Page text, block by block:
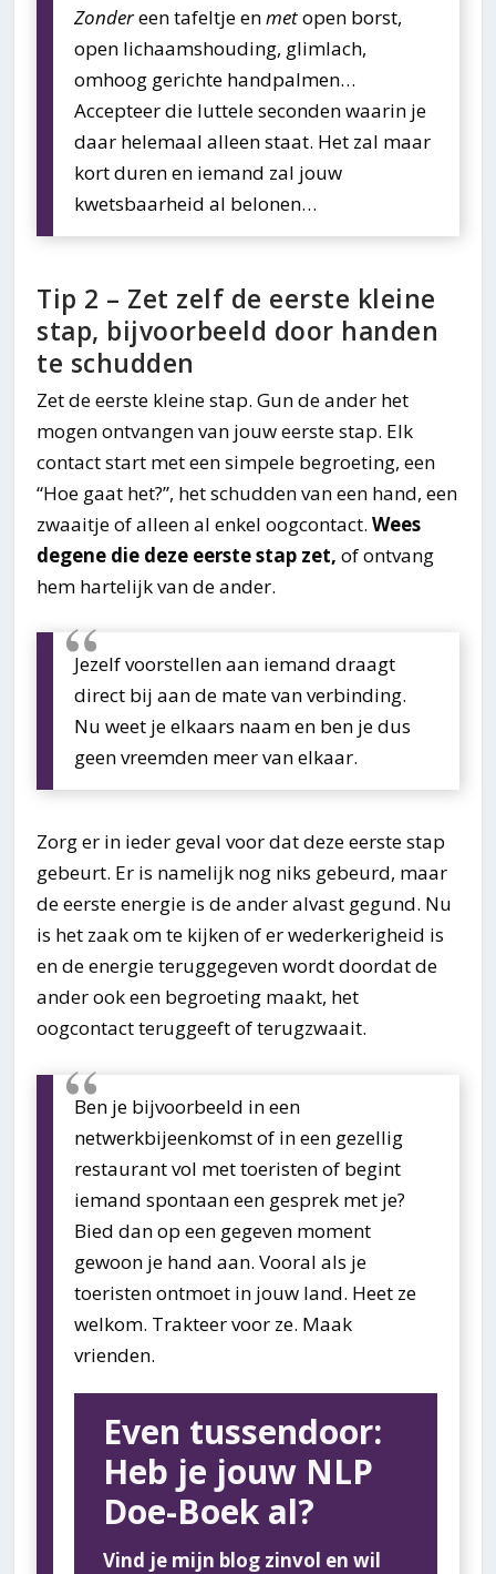
Zondereen tafeltje enmetopen borst,
open lichaamshouding, glimlach,
omhoog gerichte handpalmen…
Accepteer die luttele seconden waarin je
daar helemaal alleen staat. Het zal maar
kort duren en iemand zal jouw
kwetsbaarheid al belonen…
Tip 2 – Zet zelf de eerste kleine
stap, bijvoorbeeld door handen
te schudden
Zet de eerste kleine stap. Gun de ander het
mogen ontvangen van jouw eerste stap. Elk
contact start met een simpele begroeting, een
“Hoe gaat het?”, het schudden van een hand, een
zwaaitje of alleen al enkel oogcontact.Wees
degene die deze eerste stap zet, of ontvang
hem hartelijk van de ander.
Jezelf voorstellen aan iemand draagt
direct bij aan de mate van verbinding.
Nu weet je elkaars naam en ben je dus
geen vreemden meer van elkaar.
Zorg er in ieder geval voor dat deze eerste stap
gebeurt. Er is namelijk nog niks gebeurd, maar
de eerste energie is de ander alvast gegund. Nu
is het zaak om te kijken of er wederkerigheid is
en de energie teruggegeven wordt doordat de
ander ook een begroeting maakt, het
oogcontact teruggeeft of terugzwaait.
Ben je bijvoorbeeld in een
netwerkbijeenkomst of in een gezellig
restaurant vol met toeristen of begint
iemand spontaan een gesprek met je?
Bied dan op een gegeven moment
gewoon je hand aan. Vooral als je
toeristen ontmoet in jouw land. Heet ze
welkom. Trakteer voor ze. Maak
vrienden.
Even tussendoor:
Heb je jouw NLP
Doe-Boek al?
Vind je mijn blog zinvol en wil